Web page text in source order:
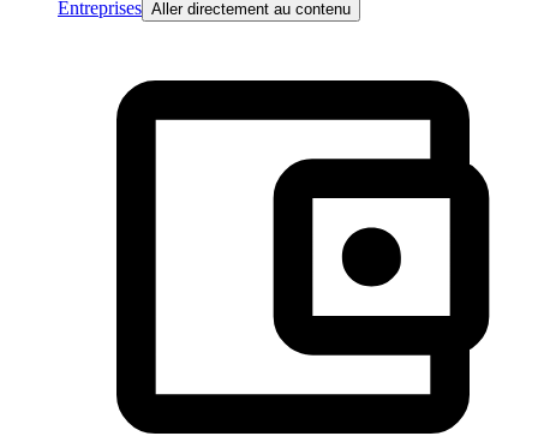
Entreprises Aller directement au contenu